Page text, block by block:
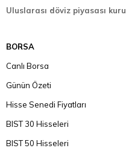
Uluslarası döviz piyasası kuru
BORSA
Canlı Borsa
Günün Özeti
Hisse Senedi Fiyatları
BIST 30 Hisseleri
BIST 50 Hisseleri